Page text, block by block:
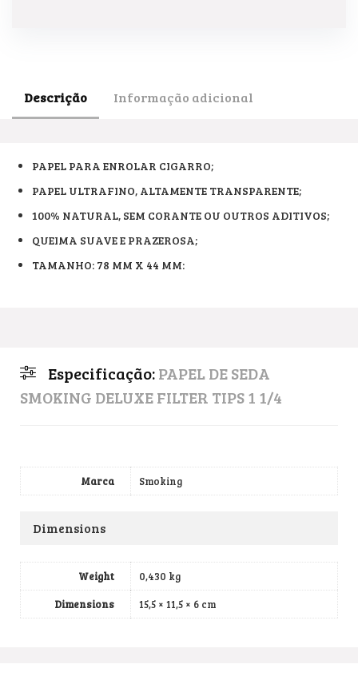
Descrição Informação adicional
PAPEL PARA ENROLAR CIGARRO;
PAPEL ULTRAFINO, ALTAMENTE TRANSPARENTE;
100% NATURAL, SEM CORANTE OU OUTROS ADITIVOS;
QUEIMA SUAVE E PRAZEROSA;
TAMANHO: 78 MM X 44 MM:
Especificação:PAPEL DE SEDA
SMOKING DELUXE FILTER TIPS 1 1/4
Marca Smoking
Dimensions
Weight
0,430 kg
Dimensions
15,5 × 11,5 × 6 cm